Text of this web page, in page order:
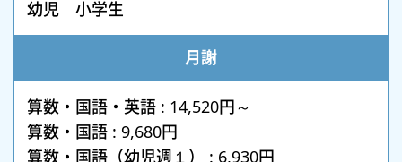
幼児 小学生
月謝
算数・国語・英語 : 14,520円～
算数・国語 : 9,680円
算数・国語（幼児週１） : 6,930円